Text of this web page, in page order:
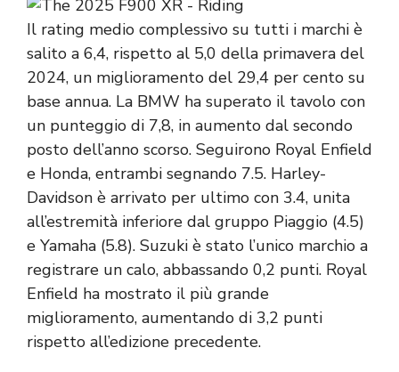
Il rating medio complessivo su tutti i marchi è
salito a 6,4, rispetto al 5,0 della primavera del
2024, un miglioramento del 29,4 per cento su
base annua. La BMW ha superato il tavolo con
un punteggio di 7,8, in aumento dal secondo
posto dell’anno scorso. Seguirono Royal Enfield
e Honda, entrambi segnando 7.5. Harley-
Davidson è arrivato per ultimo con 3.4, unita
all’estremità inferiore dal gruppo Piaggio (4.5)
e Yamaha (5.8). Suzuki è stato l’unico marchio a
registrare un calo, abbassando 0,2 punti. Royal
Enfield ha mostrato il più grande
miglioramento, aumentando di 3,2 punti
rispetto all’edizione precedente.